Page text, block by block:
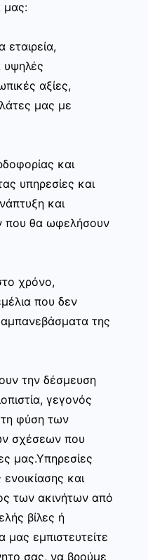
μας:
εταιρεία,
υψηλές
αξίες,
μας με
και
υπηρεσίες και
και
που θα ωφελήσουν
χρόνο,
που δεν
της
την δέσμευση
γεγονός
φύση των
σχέσεων που
μας.Υπηρεσίες
και
των ακινήτων από
βίλες ή
μας εμπιστευτείτε
σας, να βρούμε